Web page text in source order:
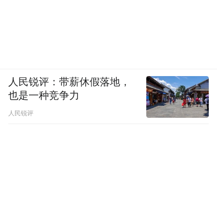
人民锐评：带薪休假落地，
也是一种竞争力
人民锐评